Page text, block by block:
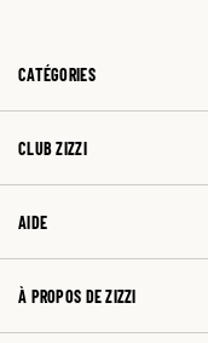
CATÉGORIES
CLUB ZIZZI
AIDE
À PROPOS DE ZIZZI